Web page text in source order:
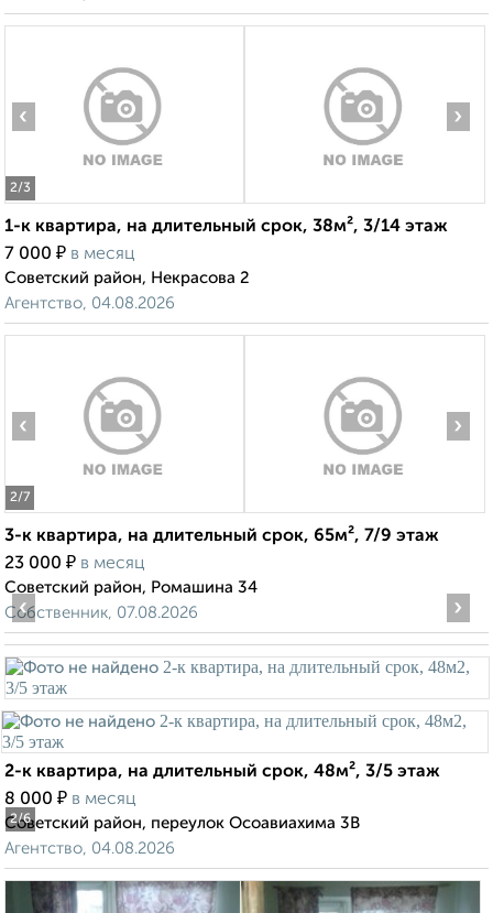
2/3
‹ ›
1-к квартира, на длительный срок, 38м², 3/14 этаж
7 000 ₽ в месяц
Советский район, Некрасова 2
Агентство, 04.08.2026
2/7
‹ ›
3-к квартира, на длительный срок, 65м², 7/9 этаж
23 000 ₽ в месяц
Советский район, Ромашина 34
Собственник, 07.08.2026
2/6
‹ ›
2-к квартира, на длительный срок, 48м², 3/5 этаж
8 000 ₽ в месяц
Советский район, переулок Осоавиахима 3В
Агентство, 04.08.2026